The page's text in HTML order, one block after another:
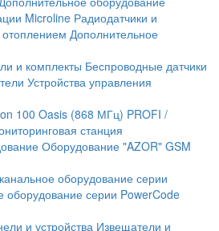
Microline Радиодатчики и
Дополнительное
и комплекты Беспроводные датчики
Устройства управления
100 Oasis (868 МГц) PROFI /
станция
Оборудование "AZOR" GSM
оборудование серии
оборудование серии PowerCode
и устройства Извещатели и